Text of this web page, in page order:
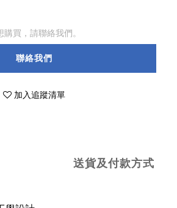
購買，請聯絡我們。
聯絡我們
加入追蹤清單
送貨及付款方式